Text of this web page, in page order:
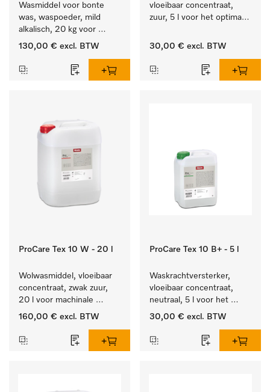
Wasmiddel voor bonte
was, waspoeder, mild
alkalisch, 20 kg voor
behoud van kleur en
was.
130,00 € excl. BTW
vloeibaar concentraat,
zuur, 5 l voor het optimaal
textiel door betrouwbare
30,00 € excl. BTW
ProCare Tex 10 W - 20 l
Wolwasmiddel, vloeibaar
concentraat, zwak zuur,
20 l voor machinale
reiniging van wol.
160,00 € excl. BTW
ProCare Tex 10 B+ - 5 l
Waskrachtversterker,
vloeibaar concentraat,
neutraal, 5 l voor het
effectief verwijderen van
30,00 € excl. BTW